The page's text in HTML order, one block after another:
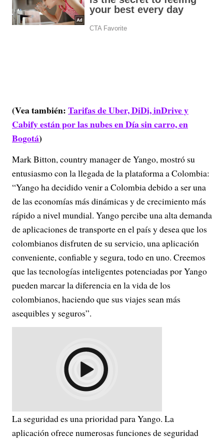
(Vea también:Tarifas de Uber, DiDi, inDrive y
Cabify están por las nubes en Día sin carro, en
Bogotá)
Mark Bitton, country manager de Yango, mostró su
entusiasmo con la llegada de la plataforma a Colombia:
“Yango ha decidido venir a Colombia debido a ser una
de las economías más dinámicas y de crecimiento más
rápido a nivel mundial. Yango percibe una alta demanda
de aplicaciones de transporte en el país y desea que los
colombianos disfruten de su servicio, una aplicación
conveniente, confiable y segura, todo en uno. Creemos
que las tecnologías inteligentes potenciadas por Yango
pueden marcar la diferencia en la vida de los
colombianos, haciendo que sus viajes sean más
asequibles y seguros”.
La seguridad es una prioridad para Yango. La
aplicación ofrece numerosas funciones de seguridad